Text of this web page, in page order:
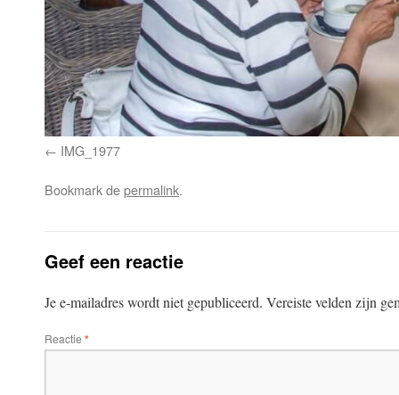
IMG_1977
Bookmark depermalink.
Geef een reactie
Je e-mailadres wordt niet gepubliceerd. Vereiste velden zijn
Reactie *